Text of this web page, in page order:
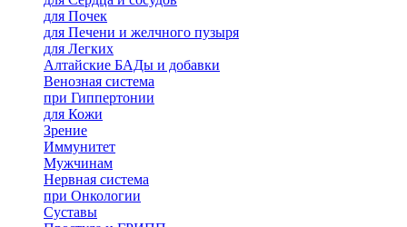
для Почек
для Печени и желчного пузыря
для Легких
Алтайские БАДы и добавки
Венозная система
при Гиппертонии
для Кожи
Зрение
Иммунитет
Мужчинам
Нервная система
при Онкологии
Суставы